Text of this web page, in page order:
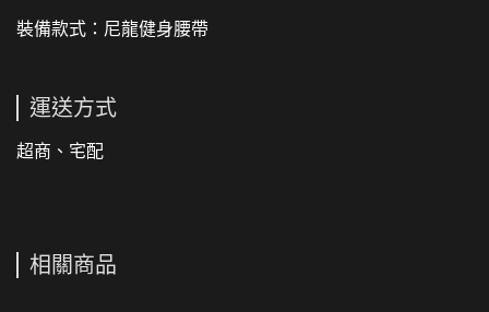
裝備款式：尼龍健身腰帶
運送方式
超商、宅配
相關商品